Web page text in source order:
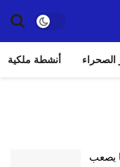
الصحراء أنشطة ملكية
يصعب